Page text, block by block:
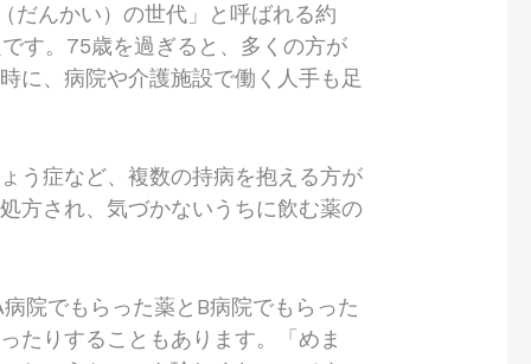
だんかい）の世代」と呼ばれる約
す。75歳を過ぎると、多くの方が
に、病院や介護施設で働く人手も足
う症など、複数の持病を抱える方が
方され、気づかないうちに飲む薬の
院でもらった薬とB病院でもらった
たりすることもあります。「めま